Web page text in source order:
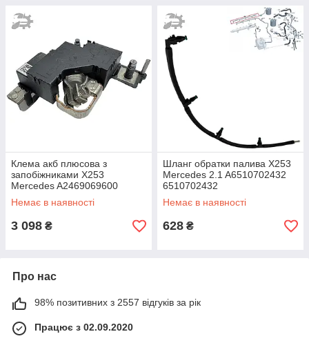
Клема акб плюсова з
запобіжниками X253
Mercedes A2469069600
A2469067901 A2469068601
Немає в наявності
3 098 ₴
Шланг обратки палива X253
Mercedes 2.1 A6510702432
6510702432
Немає в наявності
628 ₴
Про нас
98% позитивних з 2557 відгуків за рік
Працює з 02.09.2020